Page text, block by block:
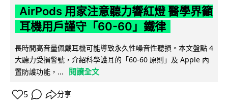
AirPods 用家注意聽力響紅燈 醫學界籲
耳機用戶謹守「60-60」鐵律
長時間高音量佩戴耳機可能導致永久性噪音性聽損。本文盤點 4
大聽力受損警號，介紹科學護耳的「60-60 原則」及 Apple 內
置防護功能，...
閱讀全文
5 分享